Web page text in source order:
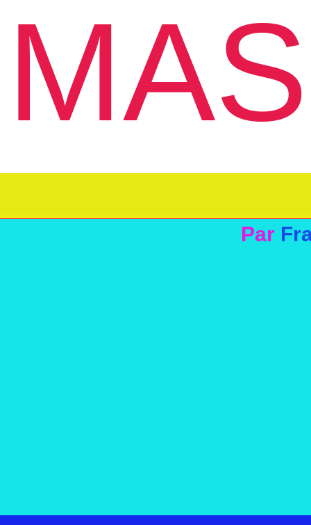
Par